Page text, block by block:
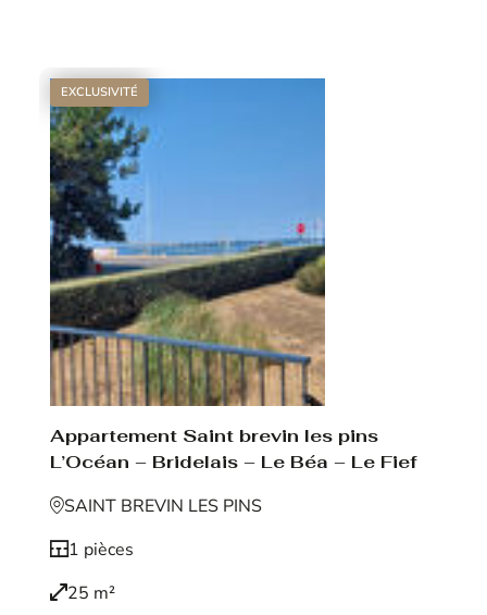
EXCLUSIVITÉ
Appartement Saint brevin les pins
L’Océan – Bridelais – Le Béa – Le Fief
SAINT BREVIN LES PINS
1 pièces
25 m²